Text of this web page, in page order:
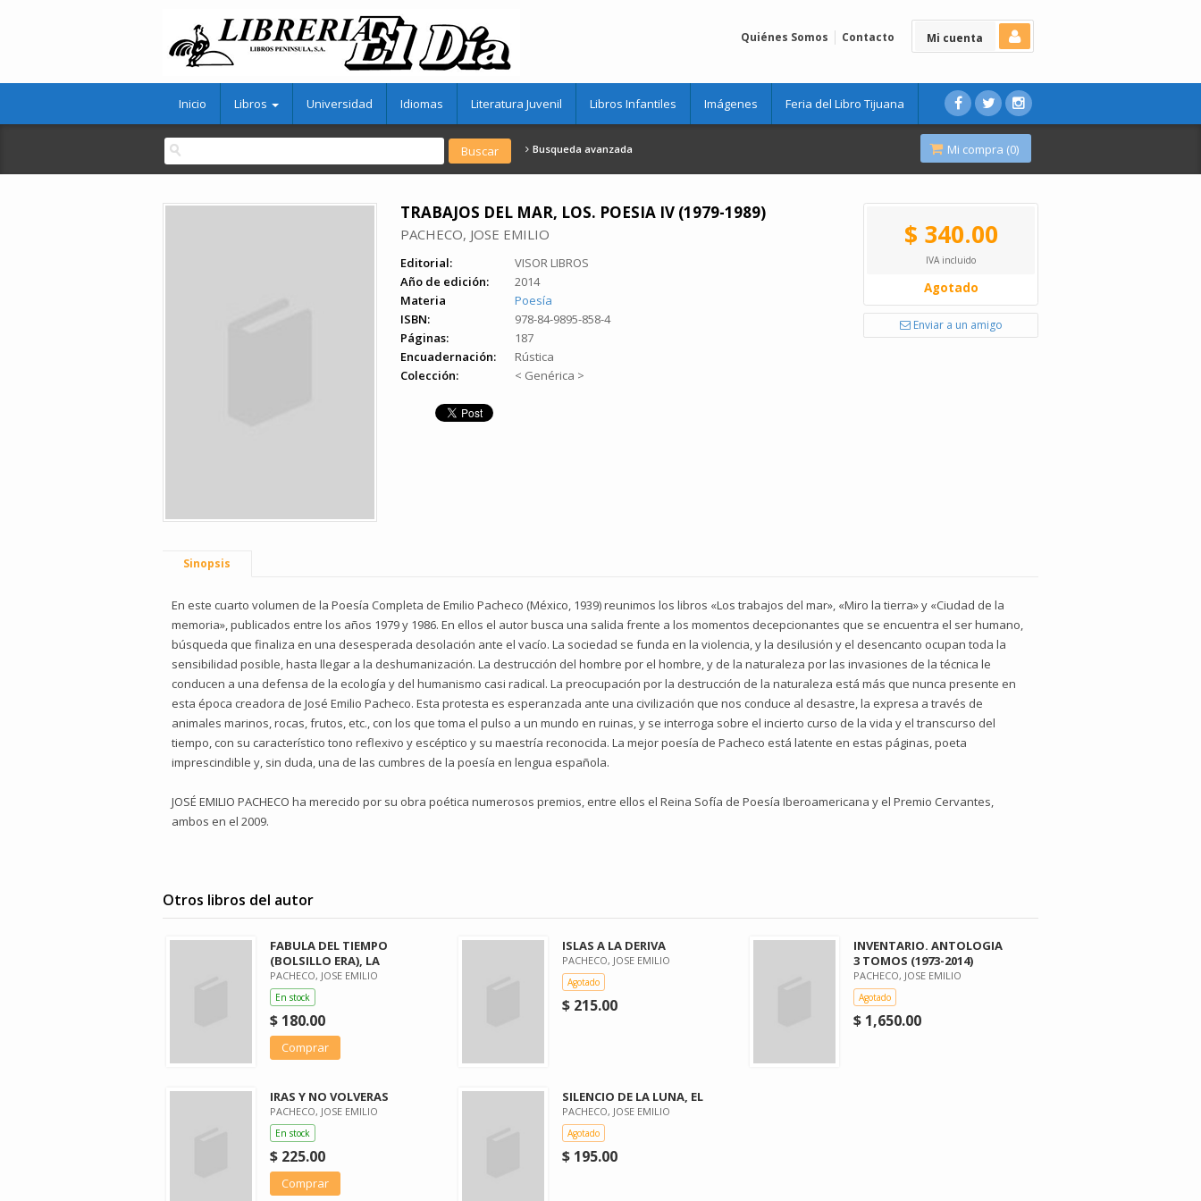
Mi cuenta
Quiénes Somos Contacto
Inicio Libros Universidad Idiomas Literatura Juvenil Libros Infantiles Imágenes Feria del Libro Tijuana
Busqueda avanzada Mi compra (0)
TRABAJOS DEL MAR, LOS. POESIA IV (1979-1989)
PACHECO, JOSE EMILIO
Editorial:
VISOR LIBROS
Año de edición:
2014
Materia
Poesía
ISBN:
978-84-9895-858-4
Páginas:
187
Encuadernación:
Rústica
Colección:
< Genérica >
$ 340.00
IVA incluido
Agotado
Enviar a un amigo
Sinopsis
En este cuarto volumen de la Poesía Completa de Emilio Pacheco (México, 1939) reunimos los libros «Los trabajos del mar», «Miro la tierra» y «Ciudad de la
memoria», publicados entre los años 1979 y 1986. En ellos el autor busca una salida frente a los momentos decepcionantes que se encuentra el ser humano,
búsqueda que finaliza en una desesperada desolación ante el vacío. La sociedad se funda en la violencia, y la desilusión y el desencanto ocupan toda la
sensibilidad posible, hasta llegar a la deshumanización. La destrucción del hombre por el hombre, y de la naturaleza por las invasiones de la técnica le
conducen a una defensa de la ecología y del humanismo casi radical. La preocupación por la destrucción de la naturaleza está más que nunca presente en
esta época creadora de José Emilio Pacheco. Esta protesta es esperanzada ante una civilización que nos conduce al desastre, la expresa a través de
animales marinos, rocas, frutos, etc., con los que toma el pulso a un mundo en ruinas, y se interroga sobre el incierto curso de la vida y el transcurso del
tiempo, con su característico tono reflexivo y escéptico y su maestría reconocida. La mejor poesía de Pacheco está latente en estas páginas, poeta
imprescindible y, sin duda, una de las cumbres de la poesía en lengua española.
JOSÉ EMILIO PACHECO ha merecido por su obra poética numerosos premios, entre ellos el Reina Sofía de Poesía Iberoamericana y el Premio Cervantes,
ambos en el 2009.
Otros libros del autor
FABULA DEL TIEMPO
(BOLSILLO ERA), LA
PACHECO, JOSE EMILIO
En stock
$ 180.00
Comprar
ISLAS A LA DERIVA
PACHECO, JOSE EMILIO
Agotado
$ 215.00
INVENTARIO. ANTOLOGIA
3 TOMOS (1973-2014)
PACHECO, JOSE EMILIO
Agotado
$ 1,650.00
IRAS Y NO VOLVERAS
PACHECO, JOSE EMILIO
En stock
$ 225.00
Comprar
SILENCIO DE LA LUNA, EL
PACHECO, JOSE EMILIO
Agotado
$ 195.00